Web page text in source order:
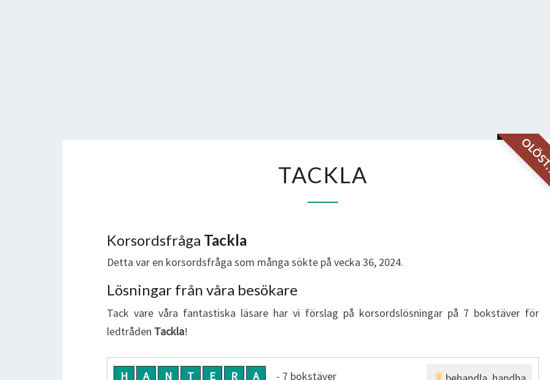
TACKLA
Korsordsfråga Tackla
Detta var en korsordsfråga som många sökte på vecka 36, 2024.
Lösningar från våra besökare
Tack vare våra fantastiska läsare har vi förslag på korsordslösningar på 7 bokstäver för
ledtråden Tackla!
H A N T E R A - 7 bokstäver